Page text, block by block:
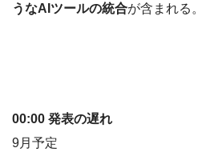
うなAIツールの統合が含まれる。
00:00 発表の遅れ
9月予定